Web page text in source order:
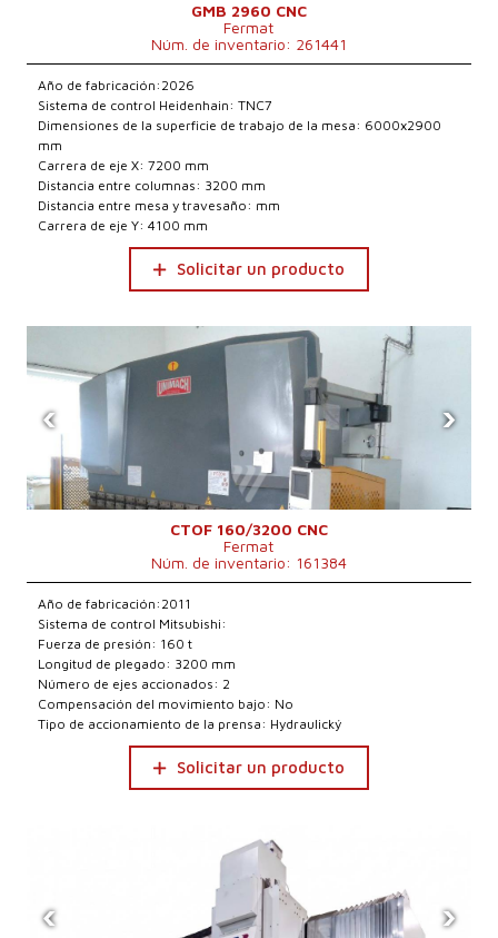
GMB 2960 CNC
Fermat
Núm. de inventario: 261441
Año de fabricación:2026
Sistema de control Heidenhain: TNC7
Dimensiones de la superficie de trabajo de la mesa: 6000x2900
mm
Carrera de eje X: 7200 mm
Distancia entre columnas: 3200 mm
Distancia entre mesa y travesaño: mm
Carrera de eje Y: 4100 mm
Solicitar un producto
‹ ›
CTOF 160/3200 CNC
Fermat
Núm. de inventario: 161384
Año de fabricación:2011
Sistema de control Mitsubishi:
Fuerza de presión: 160 t
Longitud de plegado: 3200 mm
Número de ejes accionados: 2
Compensación del movimiento bajo: No
Tipo de accionamiento de la prensa: Hydraulický
Solicitar un producto
‹ ›